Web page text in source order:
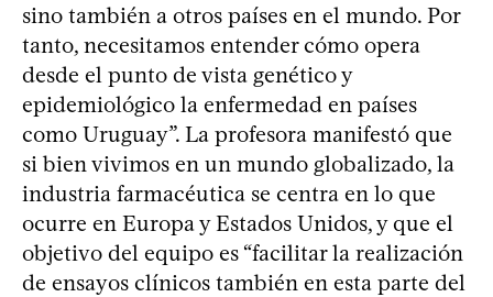
sino también a otros países en el mundo. Por
tanto, necesitamos entender cómo opera
desde el punto de vista genético y
epidemiológico la enfermedad en países
como Uruguay”. La profesora manifestó que
si bien vivimos en un mundo globalizado, la
industria farmacéutica se centra en lo que
ocurre en Europa y Estados Unidos, y que el
objetivo del equipo es “facilitar la realización
de ensayos clínicos también en esta parte del